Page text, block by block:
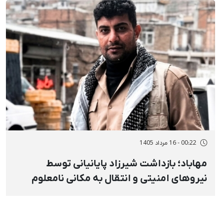
00:22 - 16 مرداد 1405
مهاباد؛ بازداشت شیرزاد پایانیانی توسط
نیروهای امنیتی و انتقال به مکانی نامعلوم